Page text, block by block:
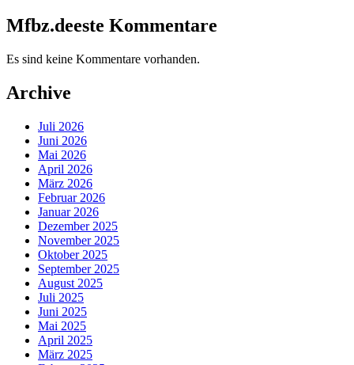
Mfbz.deeste Kommentare
Es sind keine Kommentare vorhanden.
Archive
Juli 2026
Juni 2026
Mai 2026
April 2026
März 2026
Februar 2026
Januar 2026
Dezember 2025
November 2025
Oktober 2025
September 2025
August 2025
Juli 2025
Juni 2025
Mai 2025
April 2025
März 2025